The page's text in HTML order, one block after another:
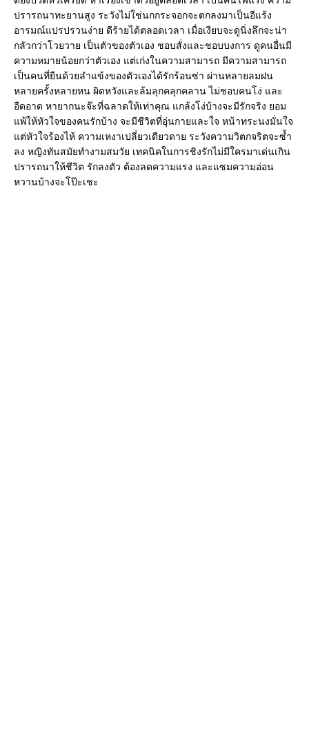
ปรารถนาทะยานสูง ระวังไม่ใช่นกกระจอกจะตกลงมาเป็นอีแร้ง
อารมณ์แปรปรวนง่าย ดีร้ายได้ตลอดเวลา เมื่อเงียบจะดูนิ่งลึกจะน่า
กลัวกว่าโวยวาย เป็นตัวของตัวเอง ชอบสั่งและชอบบงการ ดูคนอื่นมี
ความหมายน้อยกว่าตัวเอง แต่เก่งในความสามารถ มีความสามารถ
เป็นคนที่ยืนด้วยลำแข้งของตัวเองได้รักร้อนซ่า ผ่านหลายลมฝน
หลายครั้งหลายหน ผิดหวังและล้มลุกคลุกคลาน ไม่ชอบคนโง่ และ
อืดอาด หายากนะจ๊ะที่ฉลาดให้เท่าคุณ แกล้งโง่บ้างจะมีรักจริง ยอม
แพ้ให้หัวใจของคนรักบ้าง จะมีชีวิตที่อุ่นกายและใจ หน้าทระนงมั่นใจ
แต่หัวใจร้องไห้ ความเหงาเปลี่ยวเดียวดาย ระวังความวิตกจริตจะซ้ำ
ลง หญิงทันสมัยทำงามสมวัย เทคนิคในการชิงรักไม่มีใครมาเด่นเกิน
ปรารถนาให้ชีวิต รักลงตัว ต้องลดความแรง และแซมความอ่อน
หวานบ้างจะโป๊ะเชะ